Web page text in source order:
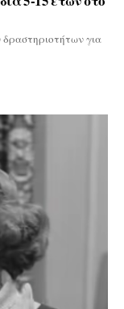
για